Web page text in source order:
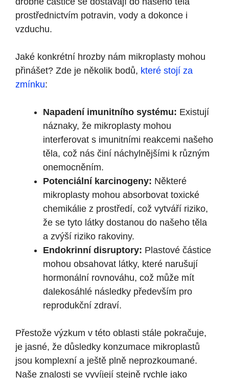
prostřednictvím potravin, vody a dokonce i
vzduchu.
Jaké konkrétní hrozby nám mikroplasty mohou
přinášet? Zde je několik bodů, které stojí za
zmínku:
Napadení imunitního systému: Existují
náznaky, že mikroplasty mohou
interferovat s imunitními reakcemi našeho
těla, což nás činí náchylnějšími k různým
onemocněním.
Potenciální karcinogeny: Některé
mikroplasty mohou absorbovat toxické
chemikálie z prostředí, což vytváří riziko,
že se tyto látky dostanou do našeho těla
a zvýší riziko rakoviny.
Endokrinní disruptory: Plastové částice
mohou obsahovat látky, které narušují
hormonální rovnováhu, což může mít
dalekosáhlé následky především pro
reprodukční zdraví.
Přestože výzkum v této oblasti stále pokračuje,
je jasné, že důsledky konzumace mikroplastů
jsou komplexní a ještě plně neprozkoumané.
Naše znalosti se vyvíjejí stejně rychle jako